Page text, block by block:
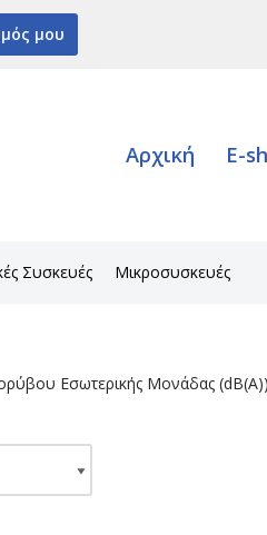
μου
Αρχική E-
Συσκευές Μικροσυσκευές
Εσωτερικής Μονάδας (dB(A))